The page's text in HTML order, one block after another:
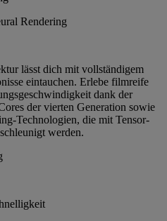
Rendering
lässt dich mit vollständigem
eintauchen. Erlebe filmreife
dank der
der vierten Generation sowie
Technologien, die mit Tensor-
werden.